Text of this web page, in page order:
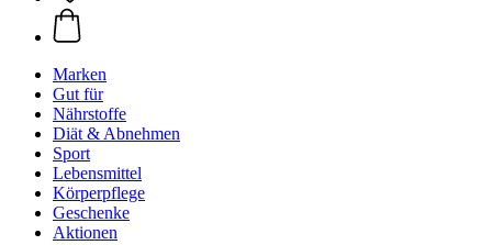
Marken
Gut für
Nährstoffe
Diät & Abnehmen
Sport
Lebensmittel
Körperpflege
Geschenke
Aktionen